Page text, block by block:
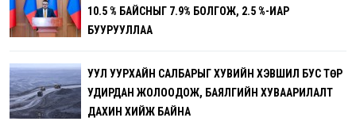
10.5 % БАЙСНЫГ 7.9% БОЛГОЖ, 2.5 %-ИАР
БУУРУУЛЛАА
УУЛ УУРХАЙН САЛБАРЫГ ХУВИЙН ХЭВШИЛ БУС ТӨР
УДИРДАН ЖОЛООДОЖ, БАЯЛГИЙН ХУВААРИЛАЛТ
ДАХИН ХИЙЖ БАЙНА